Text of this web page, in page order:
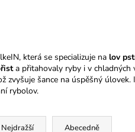
která se specializuje na lov
a přitahovaly ryby i v chladných
zvyšuje šance na úspěšný
rybolov.
Nejdražší Abecedně